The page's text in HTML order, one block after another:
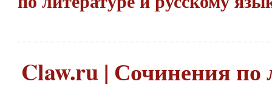
Claw.ru | Сочинения по